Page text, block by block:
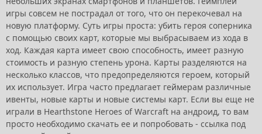
игры совсем не пострадал от того, что он перекочевал на
новую платформу. Суть игры проста: убить героя соперника
с помощью своих карт, которые мы выбрасываем из хода в
ход. Каждая карта имеет свою способность, имеет разную
стоимость и разную степень урона. Карты разделяются на
несколько классов, что предопределяются героем, который
их использует. Игра часто предлагает геймерам различные
ивенты, новые карты и новые системы карт. Если вы еще не
играли в Hearthstone Heroes of Warcraft на андроид, то вам
просто необходимо скачать ее и попробовать - ссылка под